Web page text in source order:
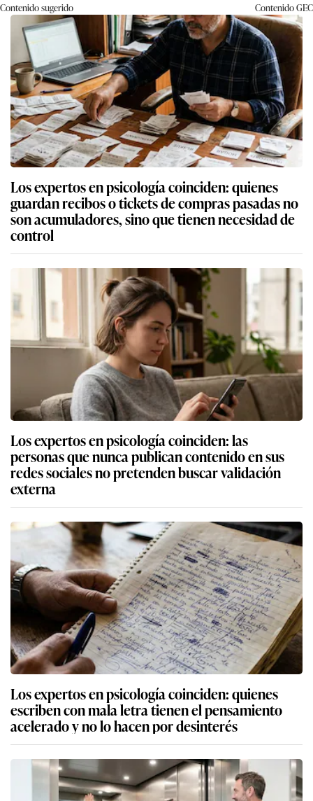
Contenido sugerido ContenidoGEC
Los expertos en psicología coinciden: quienes
guardan recibos o tickets de compras pasadas no
son acumuladores, sino que tienen necesidad de
control
Los expertos en psicología coinciden: las
personas que nunca publican contenido en sus
redes sociales no pretenden buscar validación
externa
Los expertos en psicología coinciden: quienes
escriben con mala letra tienen el pensamiento
acelerado y no lo hacen por desinterés